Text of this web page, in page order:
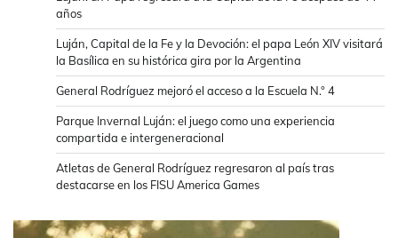
años
Luján, Capital de la Fe y la Devoción: el papa León XIV visitará
la Basílica en su histórica gira por la Argentina
General Rodríguez mejoró el acceso a la Escuela N.° 4
Parque Invernal Luján: el juego como una experiencia
compartida e intergeneracional
Atletas de General Rodríguez regresaron al país tras
destacarse en los FISU America Games